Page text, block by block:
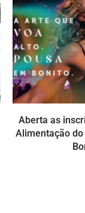
Aberta as
Alimentação